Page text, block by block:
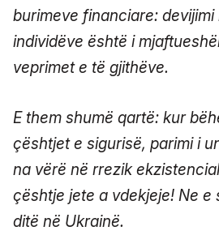
burimeve financiare: devijimi
individëve është i
veprimet e të gjithëve.
E them shumë qartë: kur
çështjet e sigurisë, parimi i
na vërë në rrezik
çështje jete a vdekjeje! Ne e
ditë në Ukrainë.